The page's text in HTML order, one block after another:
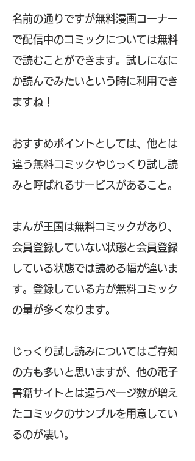
名前の通りですが無料漫画コーナー
で配信中のコミックについては無料
で読むことができます。試しになに
か読んでみたいという時に利用でき
ますね！
おすすめポイントとしては、他とは
違う無料コミックやじっくり試し読
みと呼ばれるサービスがあること。
まんが王国は無料コミックがあり、
会員登録していない状態と会員登録
している状態では読める幅が違いま
す。登録している方が無料コミック
の量が多くなります。
じっくり試し読みについてはご存知
の方も多いと思いますが、他の電子
書籍サイトとは違うページ数が増え
たコミックのサンプルを用意してい
るのが凄い。